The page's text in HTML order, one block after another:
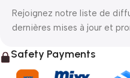
Rejoignez notre liste de
dernières mises à jour et
Safety Payments